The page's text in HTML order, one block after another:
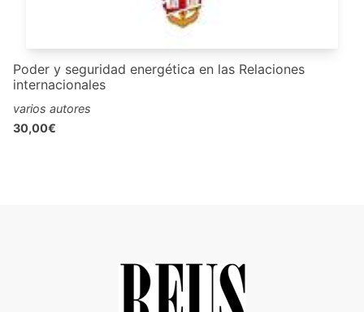
Poder y seguridad energética en las Relaciones
internacionales
varios autores
30,00€